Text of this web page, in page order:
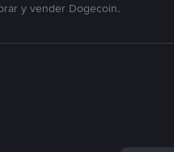
y vender Dogecoin.